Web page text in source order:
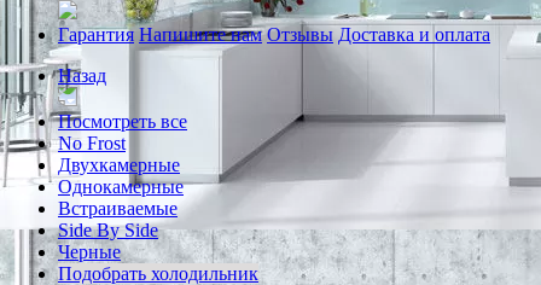
Гарантия Напишите нам Отзывы Доставка и оплата
Назад
Посмотреть все
No Frost
Двухкамерные
Однокамерные
Встраиваемые
Side By Side
Черные
Подобрать холодильник